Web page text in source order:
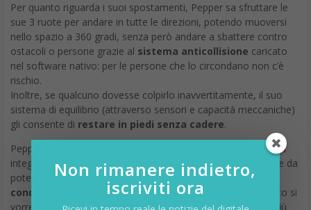
Per quanto riguarda i suoi spostamenti, Pepper sa sfruttare le
sue 3 ruote per andare in tutte le direzioni, potendo muoversi
nello spazio a 360 gradi, senza però andare a sbattere contro
ostacoli o persone grazie al sistema anticollisione caricato
nel software nativo: per le persone che lo circondano non c’è
rischio.
Inoltre, se qualcuno dovesse colpirlo inavvertitamente, il suo
sistema di equilibrio (attraverso sensori e capacità meccaniche)
gli consente di restare in piedi senza cadere.
Pepper sa anche connettersi a internet: grazie al modulo WiFi
integrato, l’androide è sempre connesso online, in modo tale da
poter soddisfare ogni curiosità riguardo ad esempio le
condizioni meteorologiche,news ,ricette
, e tutto quanto si
vorrebbe scoprire surfando sul web da un pc, ma in modo più
Non rimanere indietro,
iscriviti ora